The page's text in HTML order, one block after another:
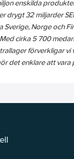
enskilda
drygt 32 miljarder
Sverige, Norge och
cirka 5 700
förverkligar vi
det enklare att vara